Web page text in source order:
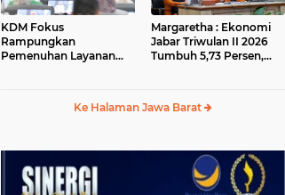
KDM Fokus
Rampungkan
Pemenuhan Layanan
Margaretha : Ekonomi
Jabar Triwulan II 2026
Tumbuh 5,73 Persen,
Ke Halaman Jawa Barat